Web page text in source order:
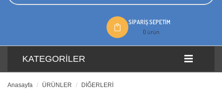
SIPARIŞ SEPETIM
0 ürün
KATEGORILER
Anasayfa ÜRÜNLER
DİĞERLERİ